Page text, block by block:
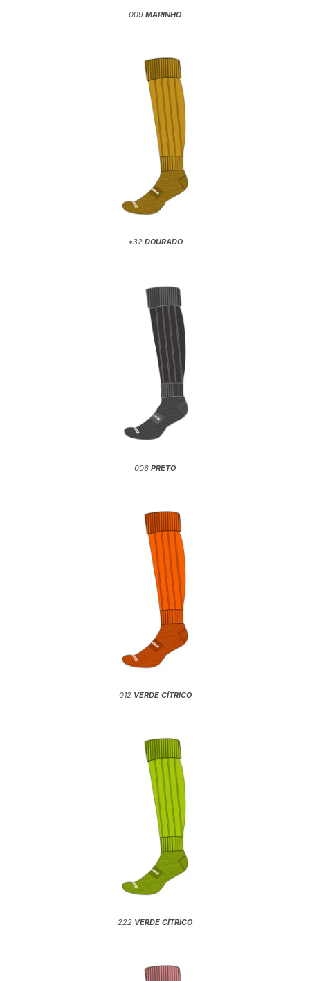
009 MARINHO
*32 DOURADO
006 PRETO
012 VERDE CÍTRICO
222 VERDE CÍTRICO